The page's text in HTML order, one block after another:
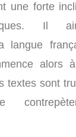
une forte
Il
langue
alors
textes sont